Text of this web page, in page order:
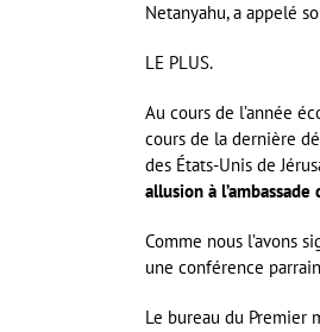
Netanyahu, a appelé
LE PLUS.
Au cours de l’année
cours de la dernière
des États-Unis de
allusion à l’ambassade
Comme nous l’avons
une conférence
Le bureau du Premier